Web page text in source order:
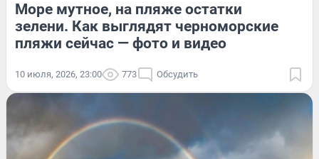
Море мутное, на пляже остатки
зелени. Как выглядят черноморские
пляжи сейчас — фото и видео
10 июля, 2026, 23:00 773 Обсудить